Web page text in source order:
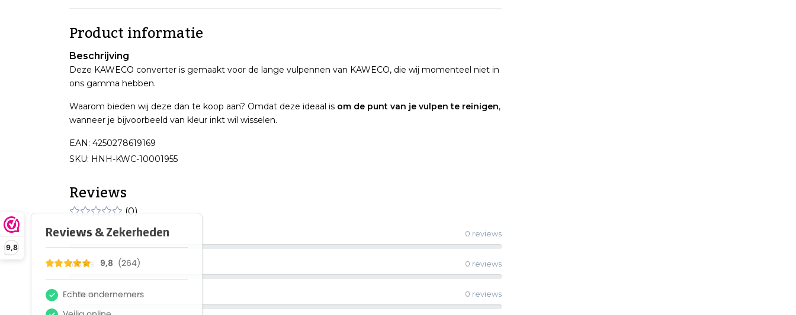
9,8
Product informatie
Beschrijving
Deze KAWECO converter is gemaakt voor de lange vulpennen van KAWECO, die wij momenteel niet in
ons gamma hebben.
Waarom bieden wij deze dan te koop aan? Omdat deze ideaal is om de punt van je vulpen te reinigen,
wanneer je bijvoorbeeld van kleur inkt wil wisselen.
EAN: 4250278619169
SKU: HNH-KWC-10001955
Reviews
(0)
3 stars 0 reviews
4 stars 0 reviews
5 stars 0 reviews